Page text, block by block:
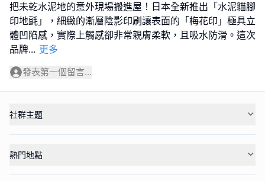
把未乾水泥地的意外現場搬進屋！日本全新推出「水泥貓腳
印地氈」，細緻的漸層陰影印刷讓表面的「梅花印」極具立
體凹陷感，實際上觸感卻非常親膚柔軟，且吸水防滑。這次
品牌... 更多
發表第一個留言...
社群主題
熱門地點